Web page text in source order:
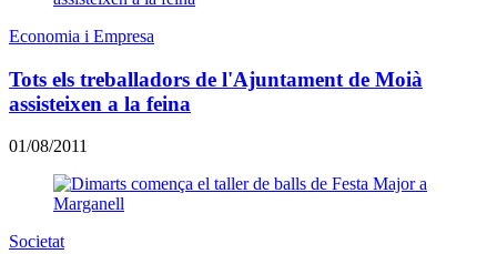
Economia i Empresa
Tots els treballadors de l'Ajuntament de Moià
assisteixen a la feina
01/08/2011
Societat